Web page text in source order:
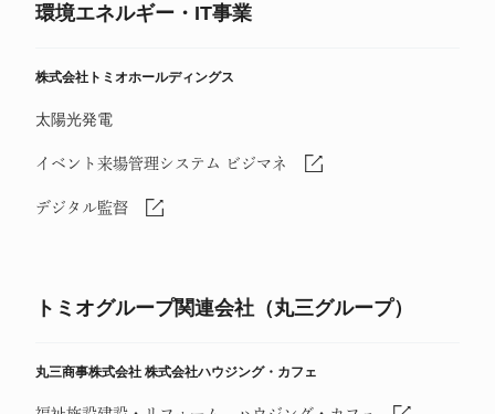
環境エネルギー・IT事業
株式会社トミオホールディングス
太陽光発電
イベント来場管理システム ビジマネ
デジタル監督
トミオグループ関連会社（丸三グループ）
丸三商事株式会社 株式会社ハウジング・カフェ